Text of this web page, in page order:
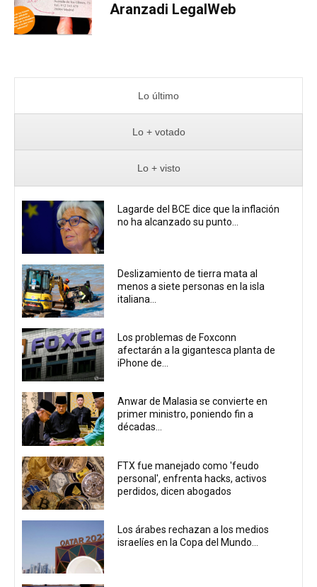
Aranzadi LegalWeb
Lo último
Lo + votado
Lo + visto
Lagarde del BCE dice que la inflación
no ha alcanzado su punto...
Deslizamiento de tierra mata al
menos a siete personas en la isla
italiana...
Los problemas de Foxconn
afectarán a la gigantesca planta de
iPhone de...
Anwar de Malasia se convierte en
primer ministro, poniendo fin a
décadas...
FTX fue manejado como 'feudo
personal', enfrenta hacks, activos
perdidos, dicen abogados
Los árabes rechazan a los medios
israelíes en la Copa del Mundo...